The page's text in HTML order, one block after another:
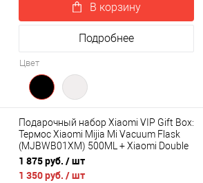
В корзину
Подробнее
Цвет
Подарочный набор Xiaomi VIP Gift Box:
Термос Xiaomi Mijia Mi Vacuum Flask
(MJBWB01XM) 500ML + Xiaomi Double
Dynamic Earphone SDQEJ06WM
1 875 руб. / шт
1 350 руб. / шт